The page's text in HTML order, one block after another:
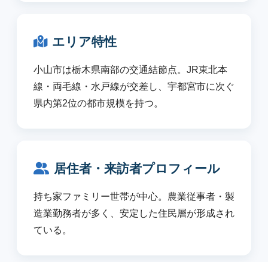
エリア特性
小山市は栃木県南部の交通結節点。JR東北本
線・両毛線・水戸線が交差し、宇都宮市に次ぐ
県内第2位の都市規模を持つ。
居住者・来訪者プロフィール
持ち家ファミリー世帯が中心。農業従事者・製
造業勤務者が多く、安定した住民層が形成され
ている。